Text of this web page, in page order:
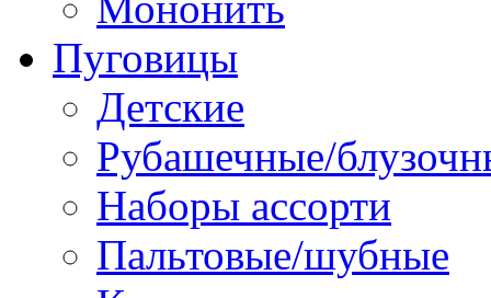
Пуговицы
Детские
Рубашечные/
Наборы ассорти
Пальтовые/шубные